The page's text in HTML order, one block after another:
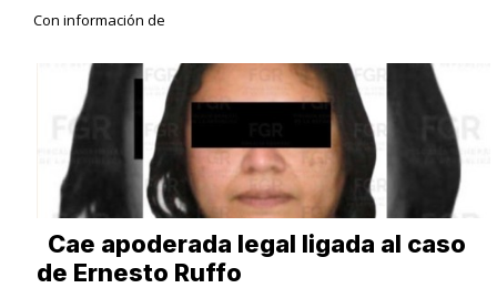
Con información de
Cae apoderada legal ligada al caso
de Ernesto Ruffo